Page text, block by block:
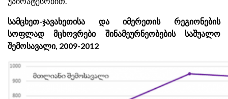
სამცხეთ-ჯავახეთისა და იმერეთის რეგიონების
სოფლად მცხოვრები შინამეურნეობების საშუალო
შემოსავალი, 2009-2012